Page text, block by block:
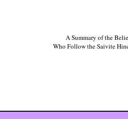
A Summary of the
Who Follow the Saivite